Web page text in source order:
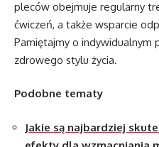
pleców obejmuje regularny
ćwiczeń, a także wsparcie
Pamiętajmy o indywidualnym
zdrowego stylu życia.
Podobne tematy
Jakie są najbardziej